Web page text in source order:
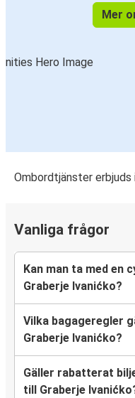
Mer
Ombordtjänster
Vanliga frågor
Kan man ta med en
Graberje Ivanićko?
Vilka bagageregler
Graberje Ivanićko?
Gäller rabatterat
till Graberje